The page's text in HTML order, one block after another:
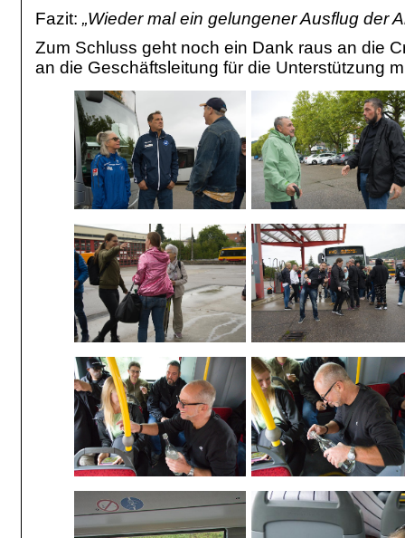
Fazit: „Wieder mal ein gelungener Ausflug der
Zum Schluss geht noch ein Dank raus an die
an die Geschäftsleitung für die Unterstützung